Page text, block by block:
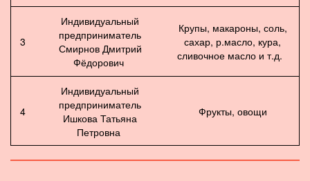
3
Индивидуальный
предприниматель
Смирнов Дмитрий
Фёдорович
Крупы, макароны, соль,
сахар, р.масло, кура,
сливочное масло и т.д.
4
Индивидуальный
предприниматель
Ишкова Татьяна
Петровна
Фрукты, овощи